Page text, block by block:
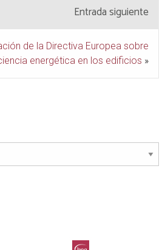
Entrada siguiente
de la Directiva Europea sobre
energética en los edificios »